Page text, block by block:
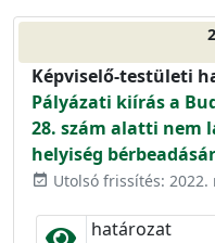
Képviselő-testületi
Pályázati kiírás a
28. szám alatti nem
helyiség
event_available Utolsó frissítés: 2022.
határozat